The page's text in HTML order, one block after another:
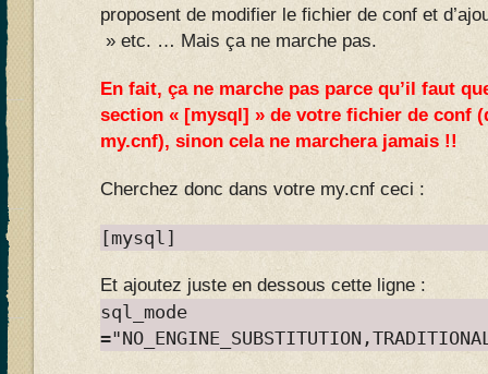
proposent de modifier le fichier de conf et
» etc. … Mais ça ne marche pas.
En fait, ça ne marche pas parce qu’il faut
section « [mysql] » de votre fichier de conf
my.cnf), sinon cela ne marchera jamais !!
Cherchez donc dans votre my.cnf ceci :
[mysql]
Et ajoutez juste en dessous cette ligne :
sql_mode